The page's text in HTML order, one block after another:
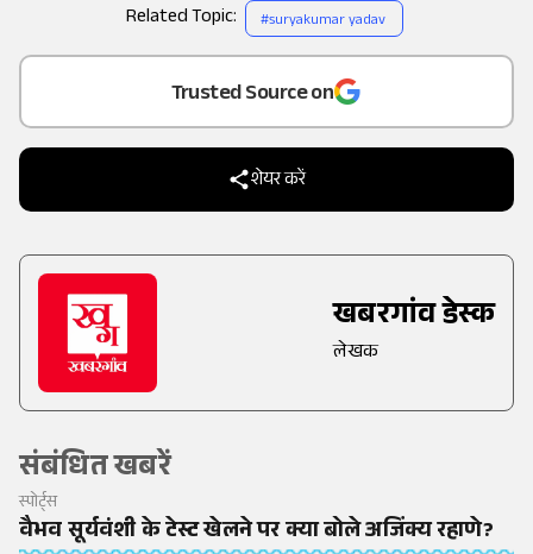
Add
as a
Trusted Source on
शेयर करें
खबरगांव डेस्क
लेखक
संबंधित खबरें
स्पोर्ट्स
वैभव सूर्यवंशी के टेस्ट खेलने पर क्या बोले अजिंक्य रहाणे?
Related Topic: #suryakumar yadav